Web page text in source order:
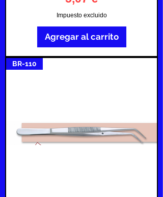
Impuesto excluido
Agregar al carrito
BR-110